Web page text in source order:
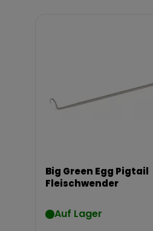
Big Green Egg Pigtail
Fleischwender
Auf Lager